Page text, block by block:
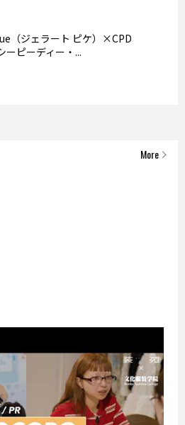
（ジェラート ピケ）×CPD
ーピーディー・...
More